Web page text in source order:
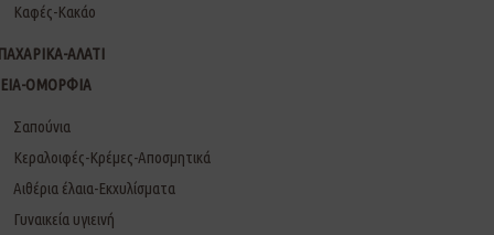
Καφές-Κακάο
ΑΛΑΤΙ
ΟΜΟΡΦΙΑ
Σαπούνια
Κεραλοιφές-Κρέμες-Αποσμητικά
Αιθέρια έλαια-Εκχυλίσματα
Γυναικεία υγιεινή